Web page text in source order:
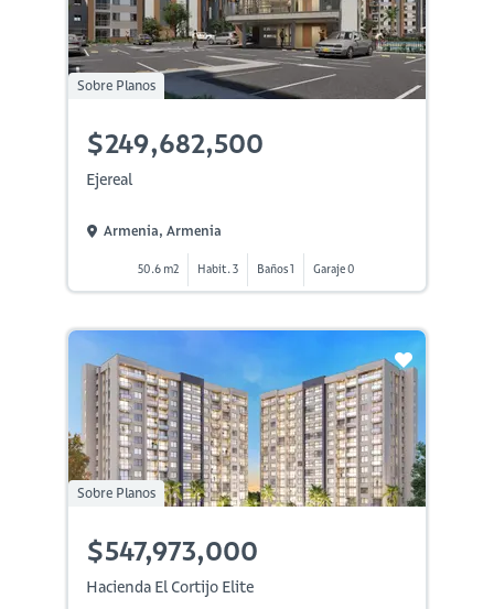
Sobre Planos
$249,682,500
Ejereal
Armenia, Armenia
50.6 m2 Habit. 3 Baños 1 Garaje 0
Sobre Planos
$547,973,000
Hacienda El Cortijo Elite